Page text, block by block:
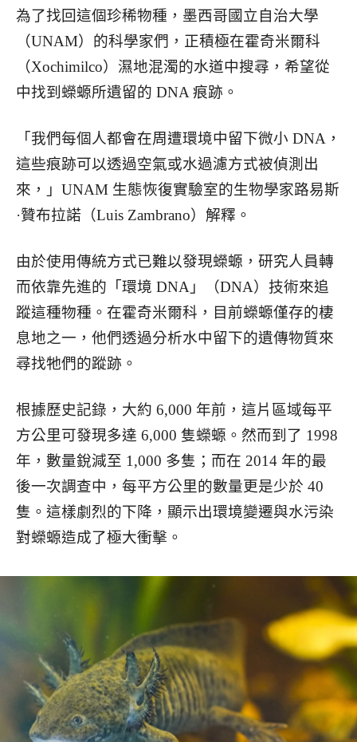
為了找回這個珍稀物種，墨西哥國立自治大學
（UNAM）的科學家們，正積極在霍奇米爾科
（Xochimilco）濕地混濁的水道中搜尋，希望從
中找到蠑螈所遺留的 DNA 痕跡。
「我們每個人都會在周遭環境中留下微小 DNA，
這些痕跡可以透過空氣或水過濾方式被偵測出
來，」UNAM 生態恢復實驗室的生物學家路易斯
·贊布拉諾（Luis Zambrano）解釋。
由於使用傳統方式已難以發現蠑螈，研究人員轉
而依靠先進的「環境 DNA」（DNA）技術來追
蹤這種物種。在霍奇米爾科，目前蠑螈僅存的棲
息地之一，他們透過分析水中留下的遺傳物質來
尋找牠們的蹤跡。
根據歷史記錄，大約 6,000 年前，這片區域每平
方公里可發現多達 6,000 隻蠑螈。然而到了 1998
年，數量銳減至 1,000 多隻；而在 2014 年的最
後一次調查中，每平方公里的數量更是少於 40
隻。這樣劇烈的下降，顯示出環境變遷與水污染
對蠑螈造成了極大衝擊。